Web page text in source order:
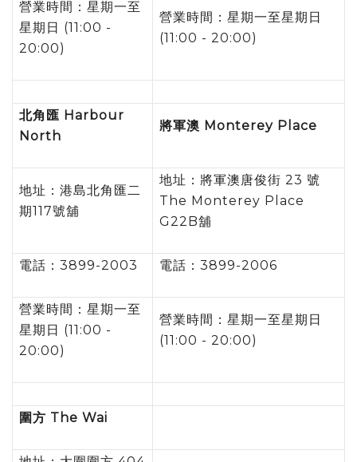
營業時間：星期一至
星期日 (11:00 -
20:00)
營業時間：星期一至星期日
(11:00 - 20:00)
北角匯 Harbour
North
將軍澳 Monterey Place
地址：港島北角匯二
期117號舖
地址：將軍澳唐俊街 23 號
The Monterey Place
G22B舖
電話：3899-2003 電話：3899-2006
營業時間：星期一至
星期日 (11:00 -
20:00)
營業時間：星期一至星期日
(11:00 - 20:00)
圍方 The Wai